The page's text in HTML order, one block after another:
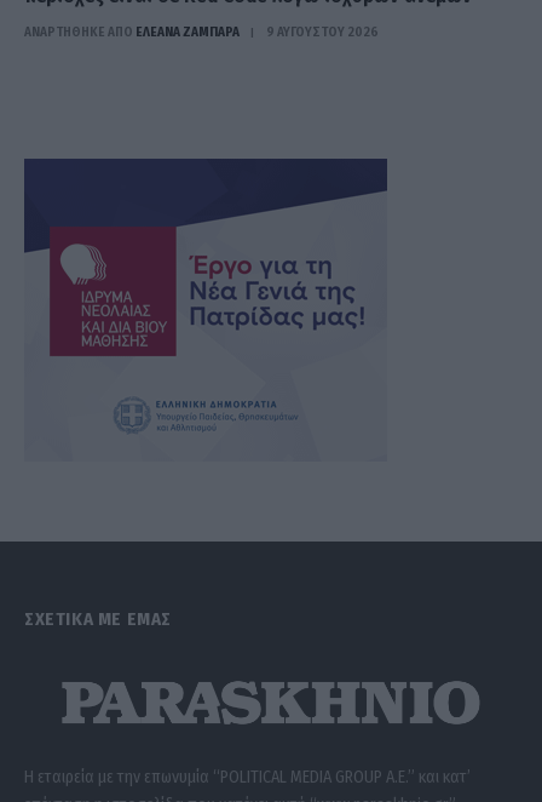
ΑΝΑΡΤΗΘΗΚΕ ΑΠΟ ΕΛΕΑΝΑ ΖΑΜΠΑΡΑ 9 ΑΥΓΟΎΣΤΟΥ 2026
ΣΧΕΤΙΚΑ ΜΕ ΕΜΑΣ
Η εταιρεία με την επωνυμία “POLITICAL MEDIA GROUP A.E.” και κατ’